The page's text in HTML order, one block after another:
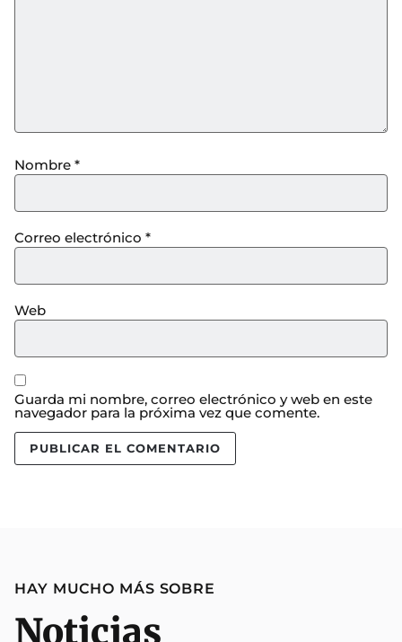
Nombre *
Correo electrónico *
Web
Guarda mi nombre, correo electrónico y web en este
navegador para la próxima vez que comente.
HAY MUCHO MÁS SOBRE
Noticias